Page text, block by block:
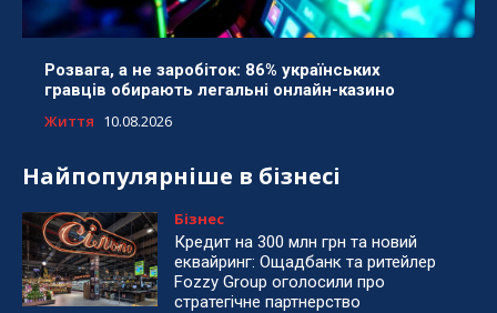
Розвага, а не заробіток: 86% українських
гравців обирають легальні онлайн-казино
Життя 10.08.2026
Найпопулярніше в бізнесі
Бізнес
Кредит на 300 млн грн та новий
еквайринг: Ощадбанк та ритейлер
Fozzy Group оголосили про
стратегічне партнерство